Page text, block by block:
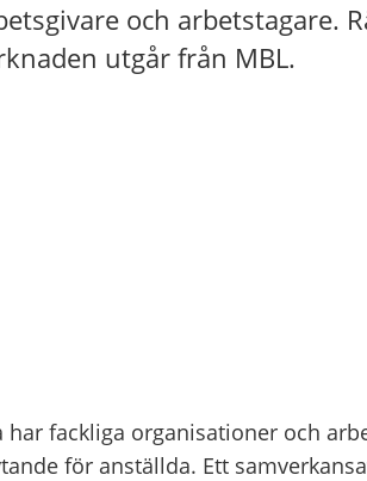
och arbetstagare.
utgår från MBL.
har fackliga organisationer och
för anställda. Ett